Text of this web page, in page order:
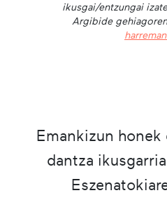
ikusgai/entzungai
Argibide
Emankizun honek
dantza